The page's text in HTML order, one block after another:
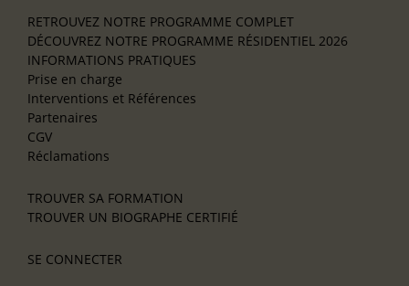
RETROUVEZ NOTRE PROGRAMME COMPLET
DÉCOUVREZ NOTRE PROGRAMME RÉSIDENTIEL 2026
INFORMATIONS PRATIQUES
Prise en charge
Interventions et Références
Partenaires
CGV
Réclamations
TROUVER SA FORMATION
TROUVER UN BIOGRAPHE CERTIFIÉ
SE CONNECTER